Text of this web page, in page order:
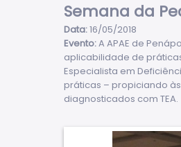
Semana da
Data:16/05/2018
Evento:A APAE de
aplicabilidade de
Especialista em
práticas – propiciando
diagnosticados com TEA.